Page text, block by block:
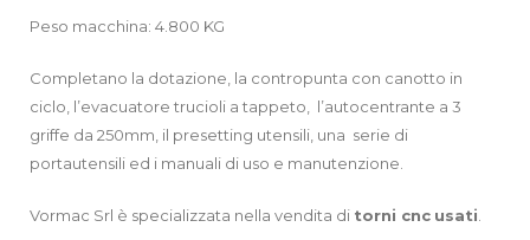
Peso macchina: 4.800 KG
Completano la dotazione, la contropunta con canotto in
ciclo, l’evacuatore trucioli a tappeto, l’autocentrante a 3
griffe da 250mm, il presetting utensili, una serie di
portautensili ed i manuali di uso e manutenzione.
Vormac Srl è specializzata nella vendita di torni cnc usati